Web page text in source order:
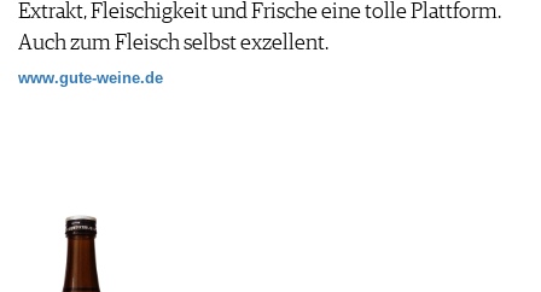
Extrakt, Fleischigkeit und Frische eine tolle Plattform.
Auch zum Fleisch selbst exzellent.
www.gute-weine.de